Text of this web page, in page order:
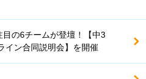
の6チームが登壇！【中3
イン合同説明会】を開催